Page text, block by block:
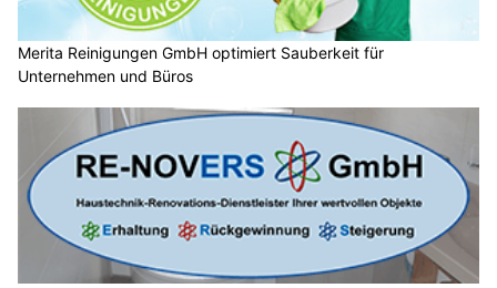
Merita Reinigungen GmbH optimiert Sauberkeit für
Unternehmen und Büros